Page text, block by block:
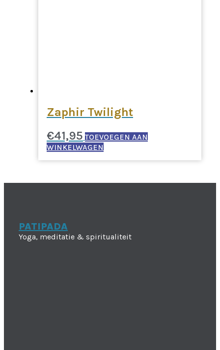
Zaphir Twilight
€41,95 TOEVOEGEN AAN
WINKELWAGEN
PATIPADA
Yoga, meditatie & spiritualiteit